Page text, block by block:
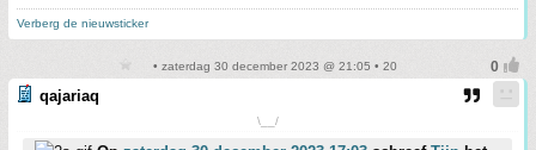
Verberg de nieuwsticker
• zaterdag 30 december 2023 @ 21:05 • 20
qajariaq
\__/